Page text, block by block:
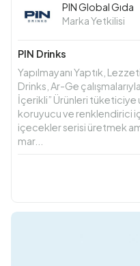
PIN Global Gıda
Marka Yetkilisi
PIN Drinks
Yapılmayanı Yaptık,
Drinks, Ar-Ge
İçerikli” Ürünleri tüketiciye
koruyucu ve renklendirici
içecekler serisi üretmek
mar...